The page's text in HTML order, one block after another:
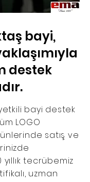
bayi,
destek
bayi destek
LOGO
satış ve
yıllık tecrübemiz
uzman